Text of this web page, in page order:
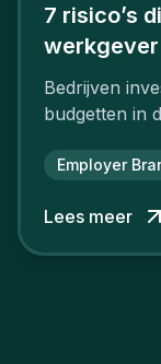
7 risico’s
Bedrijven
budgetten in
Employer
Lees meer